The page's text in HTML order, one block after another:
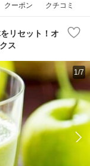
クーポン クチコミ
リセット！オ
ス
1/7